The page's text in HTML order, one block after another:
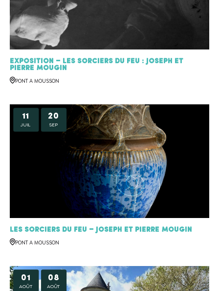
Exposition – Les sorciers du feu : Joseph et
Pierre MOUGIN
PONT A MOUSSON
11
JUIL
20
SEP
Les sorciers du feu – Joseph et Pierre MOUGIN
PONT A MOUSSON
01
AOÛT
08
AOÛT